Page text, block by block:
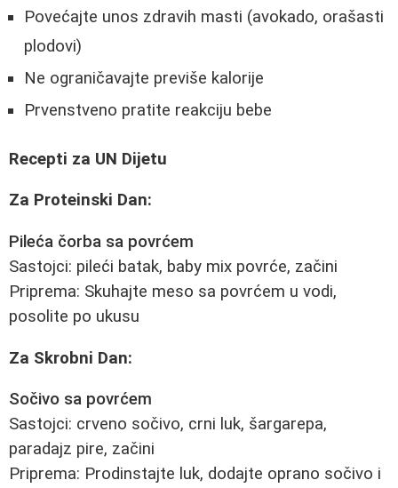
Povećajte unos zdravih masti (avokado, orašasti
plodovi)
Ne ograničavajte previše kalorije
Prvenstveno pratite reakciju bebe
Recepti za UN Dijetu
Za Proteinski Dan:
Pileća čorba sa povrćem
Sastojci: pileći batak, baby mix povrće, začini
Priprema: Skuhajte meso sa povrćem u vodi,
posolite po ukusu
Za Skrobni Dan:
Sočivo sa povrćem
Sastojci: crveno sočivo, crni luk, šargarepa,
paradajz pire, začini
Priprema: Prodinstajte luk, dodajte oprano sočivo i